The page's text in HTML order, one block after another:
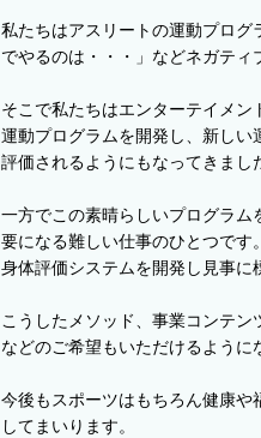
私たちはアスリートの運動プロ
でやるのは・・・」などネガティ
そこで私たちはエンターテイメ
運動プログラムを開発し、新しい
評価されるようにもなってきまし
一方でこの素晴らしいプログラ
要になる難しい仕事のひとつで
身体評価システムを開発し見事に
こうしたメソッド、事業コンテ
などのご希望もいただけるように
今後もスポーツはもちろん健康
してまいります。